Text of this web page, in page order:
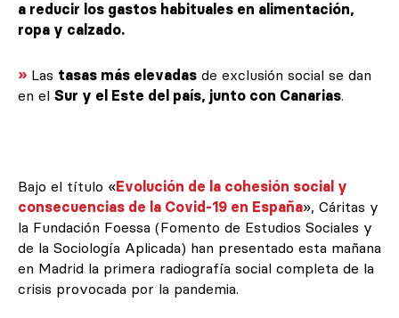
a reducir los gastos habituales en alimentación,
ropa y calzado.
» Las tasas más elevadas de exclusión social se dan
en el Sur y el Este del país, junto con Canarias.
Bajo el título «Evolución de la cohesión social y
consecuencias de la Covid-19 en España», Cáritas y
la Fundación Foessa (Fomento de Estudios Sociales y
de la Sociología Aplicada) han presentado esta mañana
en Madrid la primera radiografía social completa de la
crisis provocada por la pandemia.